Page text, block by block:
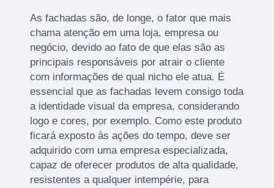
As fachadas são, de longe, o fator que mais
chama atenção em uma loja, empresa ou
negócio, devido ao fato de que elas são as
principais responsáveis por atrair o cliente
com informações de qual nicho ele atua. É
essencial que as fachadas levem consigo toda
a identidade visual da empresa, considerando
logo e cores, por exemplo. Como este produto
ficará exposto às ações do tempo, deve ser
adquirido com uma empresa especializada,
capaz de oferecer produtos de alta qualidade,
resistentes a qualquer intempérie, para